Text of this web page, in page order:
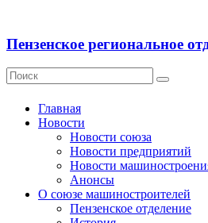
Пензенское региональное
Главная
Новости
Новости союза
Новости предприятий
Новости
Анонсы
О союзе машиностроителей
Пензенское отделение